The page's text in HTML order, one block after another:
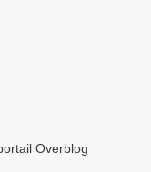
Overblog